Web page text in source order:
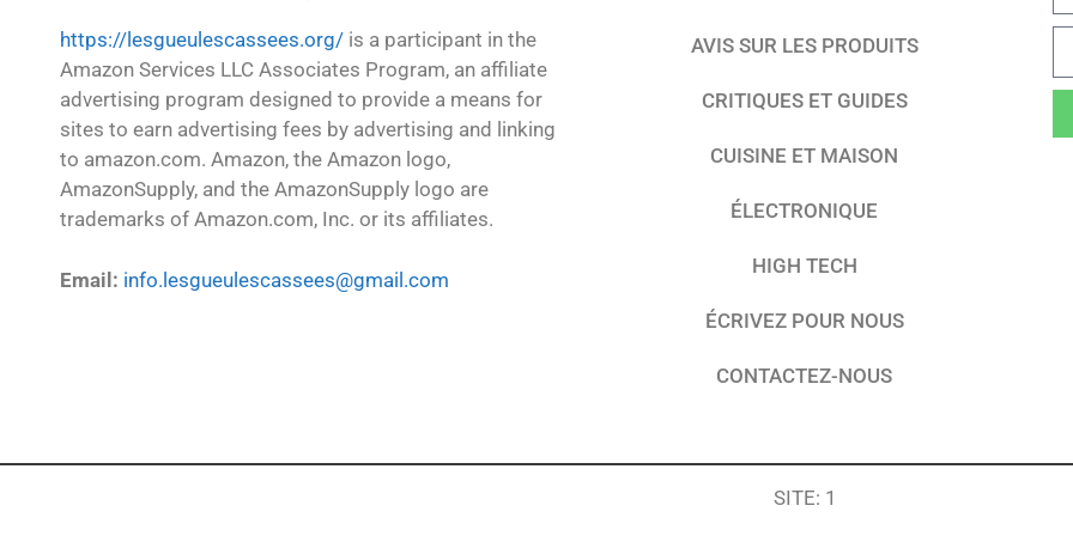
https://lesgueulescassees.org/ is a participant in the
Amazon Services LLC Associates Program, an affiliate
advertising program designed to provide a means for
sites to earn advertising fees by advertising and linking
to amazon.com. Amazon, the Amazon logo,
AmazonSupply, and the AmazonSupply logo are
trademarks of Amazon.com, Inc. or its affiliates.
Email: info.lesgueulescassees@gmail.com
AVIS SUR LES PRODUITS
CRITIQUES ET GUIDES
CUISINE ET MAISON
ÉLECTRONIQUE
HIGH TECH
ÉCRIVEZ POUR NOUS
CONTACTEZ-NOUS
SITE: 1